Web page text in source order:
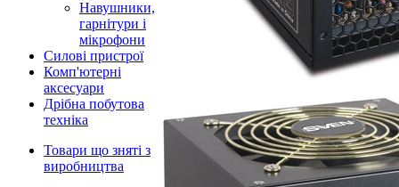
Навушники,
гарнітури і
мікрофони
Силові пристрої
Комп'ютерні
аксесуари
Дрібна побутова
техніка
Товари що зняті з
виробництва